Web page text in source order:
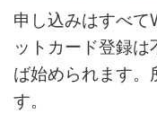
申し込みはすべて
ットカード登録
ば始められます
す。